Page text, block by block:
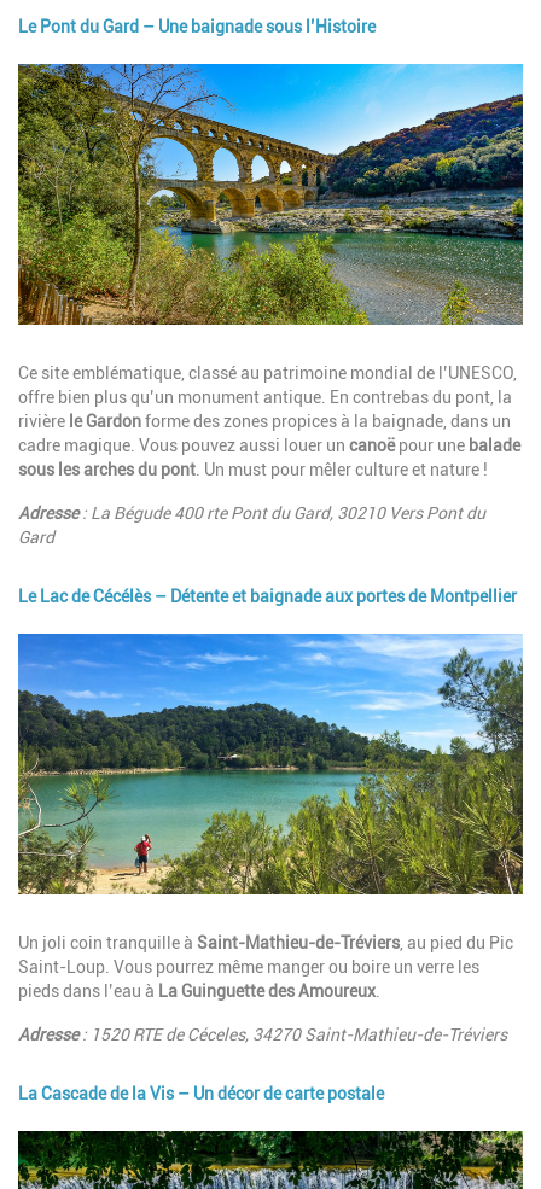
Le Pont du Gard – Une baignade sous l’Histoire
Image
Description
Ce site emblématique, classé au patrimoine mondial de l’UNESCO,
offre bien plus qu’un monument antique. En contrebas du pont, la
rivière le Gardonforme des zones propices à la baignade, dans un
cadre magique. Vous pouvez aussi louer un canoëpour une balade
sous les arches du pont . Un must pour mêler culture et nature !
Adresse: La Bégude 400 rte Pont du Gard, 30210 Vers Pont du
Gard
Le Lac de Cécélès – Détente et baignade aux portes de Montpellier
Description
Un joli coin tranquille à Saint-Mathieu-de-Tréviers , au pied du Pic
Saint-Loup. Vous pourrez même manger ou boire un verre les
pieds dans l’eau à La Guinguette des Amoureux
Adresse: 1520 RTE de Céceles, 34270 Saint-Mathieu-de-Tréviers
La Cascade de la Vis – Un décor de carte postale
Image